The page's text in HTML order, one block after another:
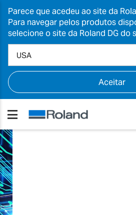
Parece que acedeu ao site da
Para navegar pelos produtos
selecione o site da Roland DG do
Aceitar